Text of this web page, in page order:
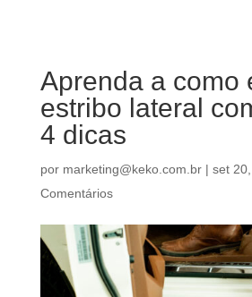
Aprenda a como
estribo lateral
4 dicas
por marketing@keko.com.br| set
Comentários